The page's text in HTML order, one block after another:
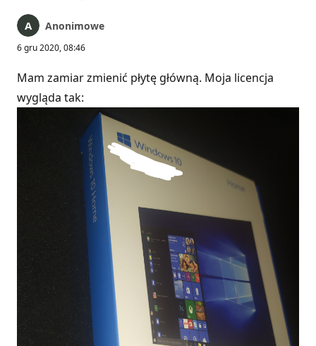
Anonimowe
6 gru 2020, 08:46
Mam zamiar zmienić płytę główną. Moja licencja
wygląda tak: